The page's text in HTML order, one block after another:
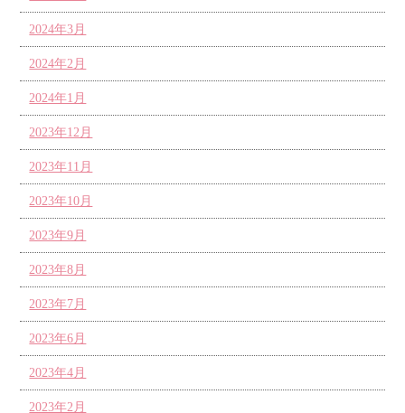
2024年3月
2024年2月
2024年1月
2023年12月
2023年11月
2023年10月
2023年9月
2023年8月
2023年7月
2023年6月
2023年4月
2023年2月